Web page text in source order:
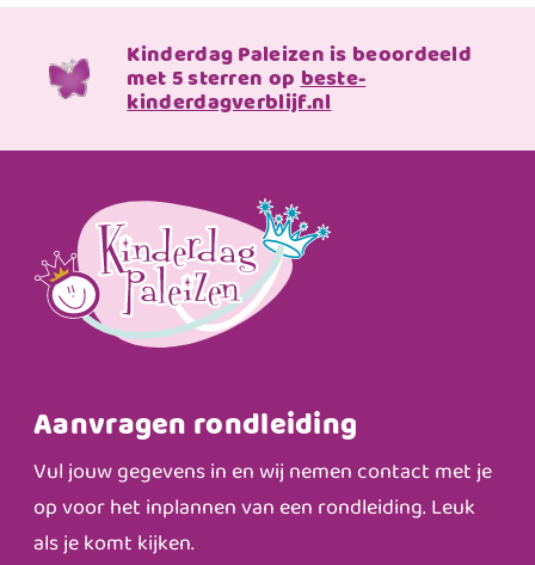
Kinderdag Paleizen is beoordeeld
met 5 sterren opbeste-
kinderdagverblijf.nl
Aanvragen rondleiding
Vul jouw gegevens in en wij nemen contact met je
op voor het inplannen van een rondleiding. Leuk
als je komt kijken.